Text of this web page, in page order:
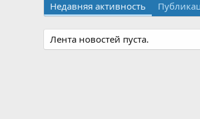
Недавняя активность
Лента новостей пуста.